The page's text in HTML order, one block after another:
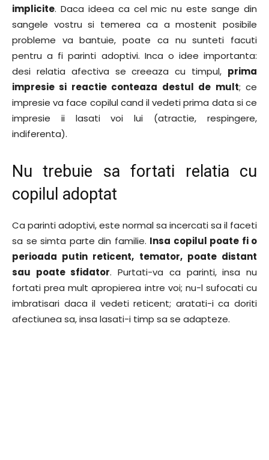
implicite. Daca ideea ca cel mic nu este sange din
sangele vostru si temerea ca a mostenit posibile
probleme va bantuie, poate ca nu sunteti facuti
pentru a fi parinti adoptivi. Inca o idee importanta:
desi relatia afectiva se creeaza cu timpul, prima
impresie si reactie conteaza destul de mult; ce
impresie va face copilul cand il vedeti prima data si ce
impresie ii lasati voi lui (atractie, respingere,
indiferenta).
Nu trebuie sa fortati relatia cu
copilul adoptat
Ca parinti adoptivi, este normal sa incercati sa il faceti
sa se simta parte din familie. Insa copilul poate fi o
perioada putin reticent, temator, poate distant
sau poate sfidator. Purtati-va ca parinti, insa nu
fortati prea mult apropierea intre voi; nu-l sufocati cu
imbratisari daca il vedeti reticent; aratati-i ca doriti
afectiunea sa, insa lasati-i timp sa se adapteze.